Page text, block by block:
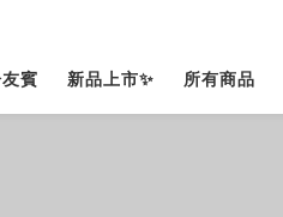
賓 新品上市✨ 所有商品